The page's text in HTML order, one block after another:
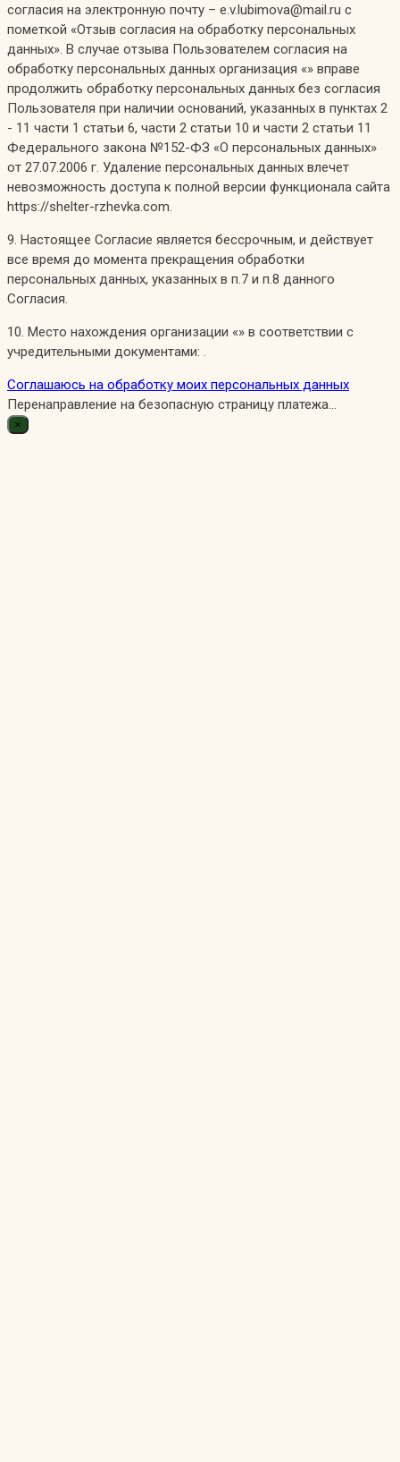
согласия на электронную почту – e.v.lubimova@mail.ru с
пометкой «Отзыв согласия на обработку персональных
данных». В случае отзыва Пользователем согласия на
обработку персональных данных организация «» вправе
продолжить обработку персональных данных без согласия
Пользователя при наличии оснований, указанных в пунктах 2
- 11 части 1 статьи 6, части 2 статьи 10 и части 2 статьи 11
Федерального закона №152-ФЗ «О персональных данных»
от 27.07.2006 г. Удаление персональных данных влечет
невозможность доступа к полной версии функционала сайта
https://shelter-rzhevka.com.
9. Настоящее Согласие является бессрочным, и действует
все время до момента прекращения обработки
персональных данных, указанных в п.7 и п.8 данного
Согласия.
10. Место нахождения организации «» в соответствии с
учредительными документами: .
Соглашаюсь на обработку моих персональных данных
Перенаправление на безопасную страницу платежа...
×